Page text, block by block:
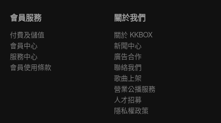
會員服務
付費及儲值
會員中心
服務中心
會員使用條款
關於我們
關於 KKBOX
新聞中心
廣告合作
聯絡我們
歌曲上架
營業公播服務
人才招募
隱私權政策